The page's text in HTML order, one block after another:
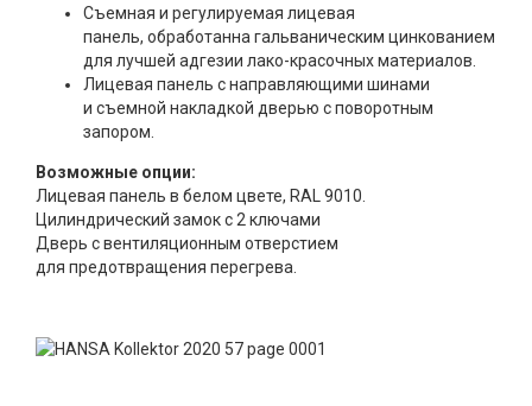
Съемная и регулируемая лицевая
панель, обработанна гальваническим цинкованием
для лучшей адгезии лако-красочных материалов.
Лицевая панель с направляющими шинами
и съемной накладкой дверью с поворотным
запором.
Возможные опции:
Лицевая панель в белом цвете, RAL 9010.
Цилиндрический замок с 2 ключами
Дверь с вентиляционным отверстием
для предотвращения перегрева.